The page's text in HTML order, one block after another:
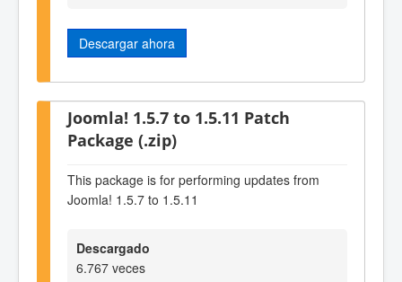
Descargar ahora
Joomla! 1.5.7 to 1.5.11 Patch
Package (.zip)
This package is for performing updates from
Joomla! 1.5.7 to 1.5.11
Descargado
6.767 veces